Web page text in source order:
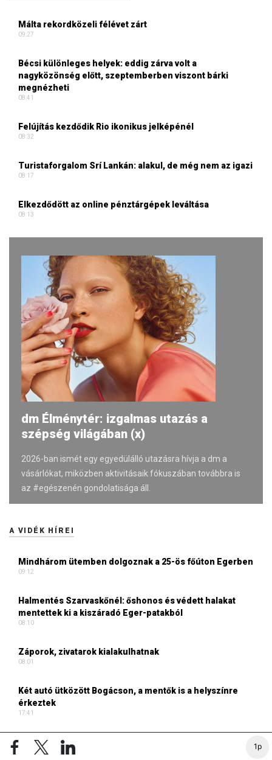
1p
Málta rekordközeli félévet zárt
09:27
Bécsi különleges helyek: eddig zárva volt a
nagyközönség előtt, szeptemberben viszont bárki
megnézheti
08:41
Felújítás kezdődik Rio ikonikus jelképénél
08:32
Turistaforgalom Srí Lankán: alakul, de még nem az igazi
08:17
Elkezdődött az online pénztárgépek leváltása
08:13
dm Élménytér: izgalmas utazás a
szépség világában (x)
2026-ban ismét egy egyedülálló utazásra hívja a dm a
vásárlókat, miközben aktivitásaik fókuszában továbbra is
az #egészenén gondolatisága áll.
A VIDÉK HÍREI
Mindhárom ütemben dolgoznak a 25-ös főúton Egerben
09:12
Halmentés Szarvaskőnél: őshonos és védett halakat
mentettek ki a kiszáradó Eger-patakból
08:10
Záporok, zivatarok kialakulhatnak
08:01
Két autó ütközött Bogácson, a mentők is a helyszínre
érkeztek
17:41
Hírek a garázsból: Chery Tiggo 9 PHEV Luxury – A kínai
prémium, amely már nem kopogtat, hanem belép az